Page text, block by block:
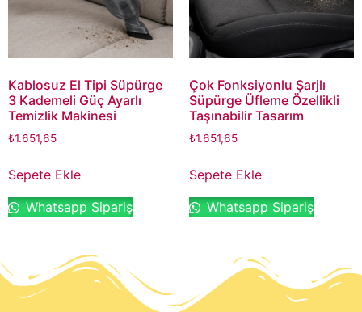
Kablosuz El Tipi Süpürge
3 Kademeli Güç Ayarlı
Temizlik Makinesi
₺1.651,65
Sepete Ekle
Whatsapp Sipariş
Çok Fonksiyonlu Şarjlı
Süpürge Üfleme Özellikli
Taşınabilir Tasarım
₺1.651,65
Sepete Ekle
Whatsapp Sipariş